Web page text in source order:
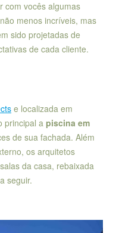
com vocês algumas
menos incríveis, mas
sido projetadas de
de cada cliente.
e localizada em
principal a piscina em
de sua fachada. Além
os arquitetos
da casa, rebaixada
seguir.